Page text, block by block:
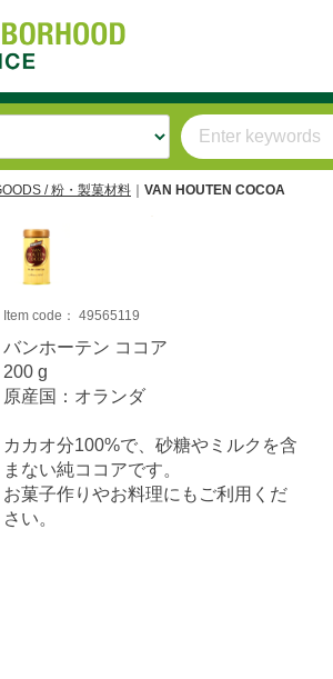
/ 粉・製菓材料 VAN HOUTEN COCOA
Item code： 49565119
バンホーテン ココア
200 g
原産国：オランダ
カカオ分100%で、砂糖やミルクを含
まない純ココアです。
お菓子作りやお料理にもご利用くだ
さい。